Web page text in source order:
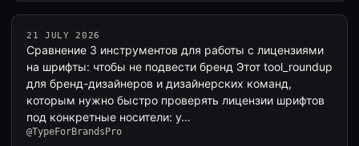
21 JULY 2026
Сравнение 3 инструментов для работы с лицензиями
на шрифты: чтобы не подвести бренд Этот tool_roundup
для бренд-дизайнеров и дизайнерских команд,
которым нужно быстро проверять лицензии шрифтов
под конкретные носители: у…
@TypeForBrandsPro